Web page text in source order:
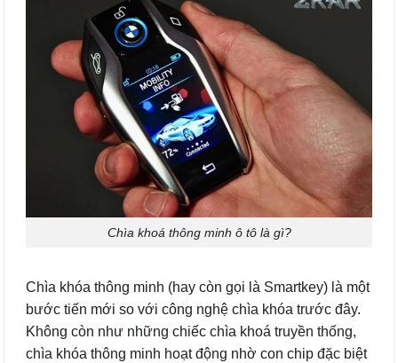
Chìa khoá thông minh ô tô là gì?
Chìa khóa thông minh (hay còn gọi là Smartkey) là một
bước tiến mới so với công nghệ chìa khóa trước đây.
Không còn như những chiếc chìa khoá truyền thống,
chìa khóa thông minh hoạt động nhờ con chip đặc biệt